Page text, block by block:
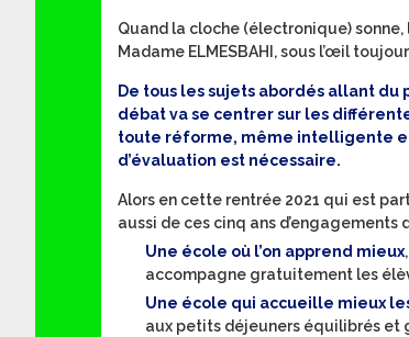
Quand la cloche (électronique)
Madame ELMESBAHI, sous l’œil
De tous les sujets abordés allant
débat va se centrer sur les
toute réforme, même intelligente et
d’évaluation est nécessaire.
Alors en cette rentrée 2021 qui est
aussi de ces cinq ans
Une école où l’on apprend mieux
accompagne gratuitement les
Une école qui accueille mieux
aux petits déjeuners équilibrés et